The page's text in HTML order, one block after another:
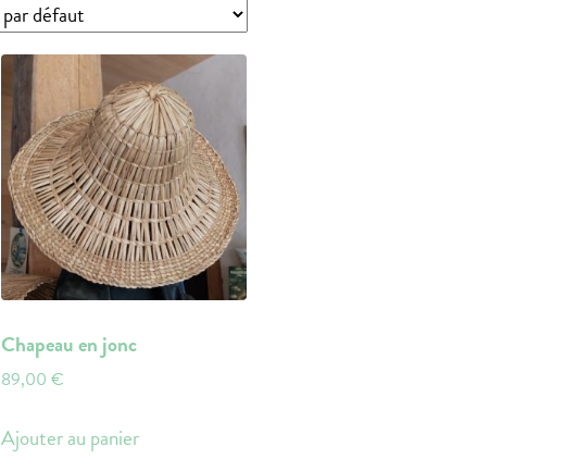
Chapeau en jonc
89,00 €
Ajouter au panier